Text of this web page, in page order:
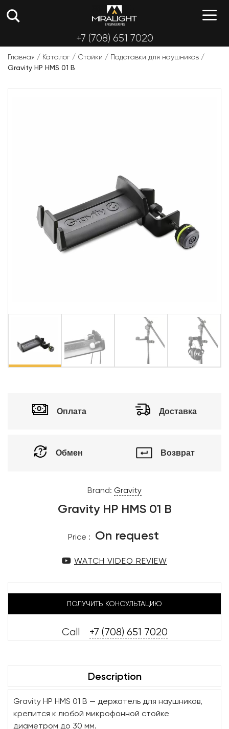
+7 (708) 651 7020
Главная / Каталог / Стойки / Подставки для наушников /
Gravity HP HMS 01 B
Оплата Доставка
Обмен Возврат
Brand: Gravity
Gravity HP HMS 01 B
Price : On request
WATCH VIDEO REVIEW
ПОЛУЧИТЬ КОНСУЛЬТАЦИЮ
Call +7 (708) 651 7020
Description
Gravity HP HMS 01 B — держатель для наушников,
крепится к любой микрофонной стойке
диаметром до 30 мм.